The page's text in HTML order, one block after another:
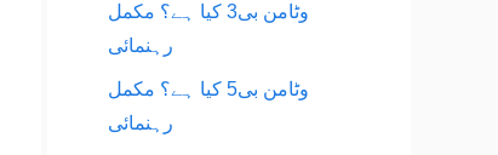
وٹامن بی3 کیا ہے؟ مکمل
رہنمائی
وٹامن بی5 کیا ہے؟ مکمل
رہنمائی